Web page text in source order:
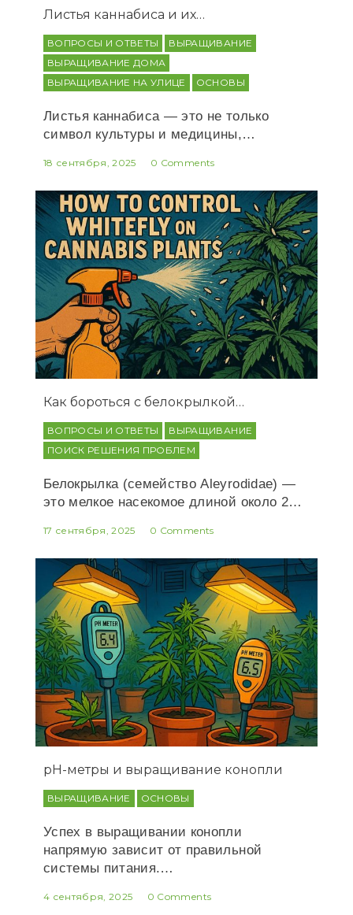
Листья каннабиса и их…
ВОПРОСЫ И ОТВЕТЫ
ВЫРАЩИВАНИЕ
ВЫРАЩИВАНИЕ ДОМА
ВЫРАЩИВАНИЕ НА УЛИЦЕ
ОСНОВЫ
Листья каннабиса — это не только
символ культуры и медицины,…
18 сентября, 2025 0 Comments
Как бороться с белокрылкой…
ВОПРОСЫ И ОТВЕТЫ
ВЫРАЩИВАНИЕ
ПОИСК РЕШЕНИЯ ПРОБЛЕМ
Белокрылка (семейство Aleyrodidae) —
это мелкое насекомое длиной около 2…
17 сентября, 2025 0 Comments
рН-метры и выращивание конопли
ВЫРАЩИВАНИЕ ОСНОВЫ
Успех в выращивании конопли
напрямую зависит от правильной
системы питания.…
4 сентября, 2025 0 Comments